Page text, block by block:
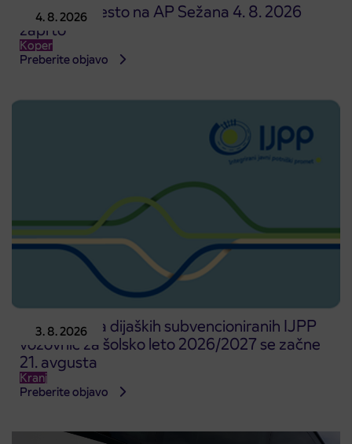
4. 8. 2026
Prodajno mesto na AP Sežana 4. 8. 2026
zaprto
Koper
Preberite objavo
3. 8. 2026
Predprodaja dijaških subvencioniranih IJPP
vozovnic za šolsko leto 2026/2027 se začne
21. avgusta
Kranj
Preberite objavo